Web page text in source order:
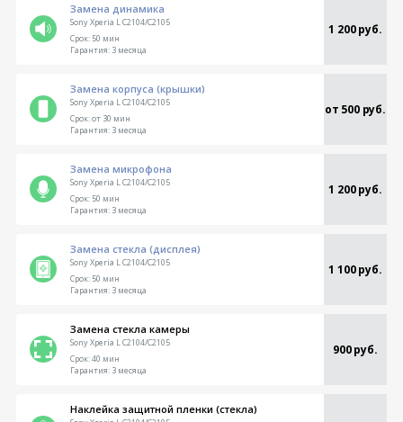
Замена динамика
Sony Xperia L C2104/C2105 1 200 руб.
Срок:50 мин
Гарантия:3 месяца
Замена корпуса (крышки)
Sony Xperia L C2104/C2105 от 500 руб.
Срок:от 30 мин
Гарантия:3 месяца
Замена микрофона
Sony Xperia L C2104/C2105 1 200 руб.
Срок:50 мин
Гарантия:3 месяца
Замена стекла (дисплея)
Sony Xperia L C2104/C2105 1 100 руб.
Срок:50 мин
Гарантия:3 месяца
Замена стекла камеры
Sony Xperia L C2104/C2105 900 руб.
Срок:40 мин
Гарантия:3 месяца
Наклейка защитной пленки (стекла)